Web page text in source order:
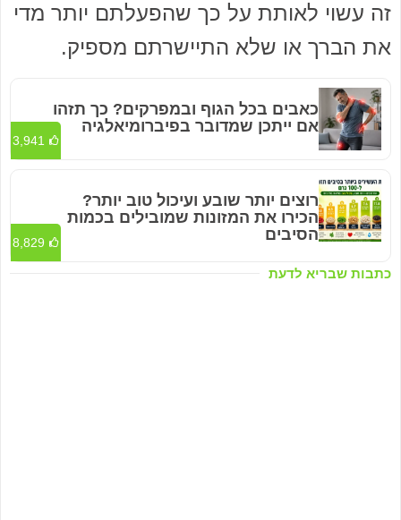
זה עשוי לאותת על כך שהפעלתם יותר מדי
את הברך או שלא התיישרתם מספיק.
כתבות שבריא לדעת
כאבים בכל הגוף ובמפרקים? כך תזהו
אם ייתכן שמדובר בפיברומיאלגיה
3,941
רוצים יותר שובע ועיכול טוב יותר?
הכירו את המזונות שמובילים בכמות
הסיבים
8,829